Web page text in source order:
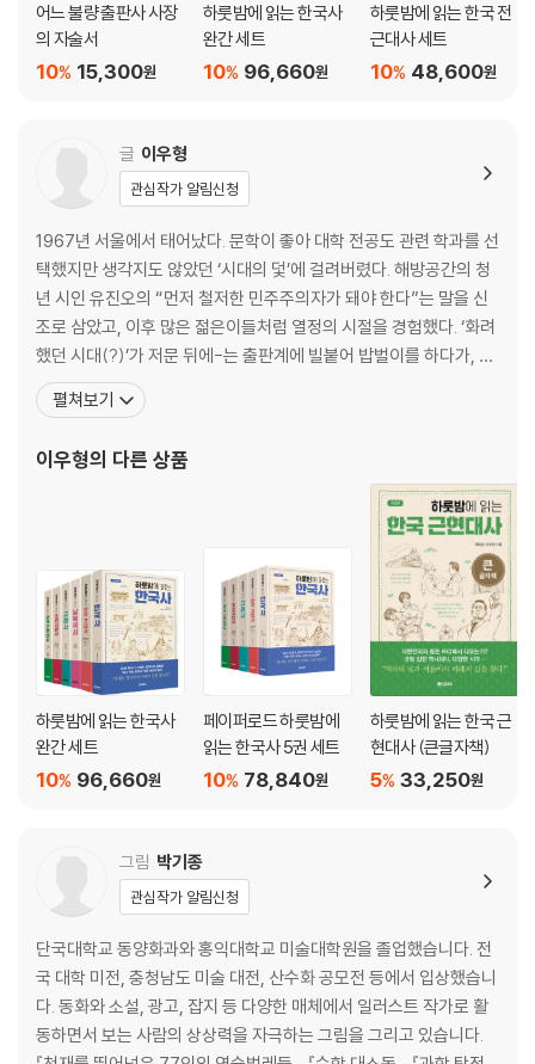
한반도에는 구석기 시대가 없었다고· 12
· 세계에서 가장 먼저 벼농사를 시작한 곳이 한반도?
· 5살짜리 구석기 아이의 뼈
유럽을 정복한 훈족이 우리 조상일지도 모른다· 20
· 역사를 밝히는 과학 수사대가 돼 볼까?
· 우리 민족을 왜 ‘동이족’이라 부를까?
◆기원전 3000년 : 선사 문화 발달
고인돌 왕국, 한반도 26
· 우리나라 고인돌에 묻힌 외국인
· 세계의 거석 유적, 모아이와 스톤헨지
◆기원전 2333년 : 우리나라 최초의 국가가 세워지다
· 우리 고대사의 보물창고, 「삼국사기」와 「삼국유사」
◆기원전 2333년~기원전 108년 : 고조선의 발전과 멸망
고조선에서도 김치를 먹었다 38
· 고조선과 위만 조선은 어떤 관계일까?
· 짜장면의 짝꿍, 단무지 고향은?
· 고조선의 범금 8조
2 고구려· 백제· 신라, 삼국 시대를 열다
◆기원전 37년 : 고구려 건국
· 주몽은 알에서 태어났으니 배꼽이 없겠지?
◆기원전 18년 : 백제 건국
왜 백제의 건국 신화는 신비롭지 않을까· 54
· 부여를 섬긴 백제
◆기원전 57년 : 신라 건국
어느 불량 출판사 사장
의 자술서
15,300원
10%
하룻밤에 읽는 한국사
완간 세트
96,660원
10%
하룻밤에 읽는 한국 전
근대사 세트
48,600원
10%
글 이우형
관심작가 알림신청
1967년 서울에서 태어났다. 문학이 좋아 대학 전공도 관련 학과를 선
택했지만 생각지도 않았던 ‘시대의 덫’에 걸려버렸다. 해방공간의 청
년 시인 유진오의 “먼저 철저한 민주주의자가 돼야 한다”는 말을 신
조로 삼았고, 이후 많은 젊은이들처럼 열정의 시절을 경험했다. ‘화려
했던 시대(?)’가 저문 뒤에-는 출판계에 빌붙어 밥벌이를 하다가, 아
예 작가의 길로 나서기로 작정하고 몇 권의 책을 펴냈다.『나는 매일
농장으로 출근한다』『마흔 살의 승부수』『변화의 물결, 한국인 트렌
일수호조약’의 현장 강화도에 칩거하며 여전히
펼쳐보기
이우형의 다른 상품
하룻밤에 읽는 한국사
완간 세트
96,660원
10%
페이퍼로드 하룻밤에
읽는 한국사 5권 세트
78,840원
10%
하룻밤에 읽는 한국 근
현대사 (큰글자책)
33,250원
5%
그림 박기종
관심작가 알림신청
단국대학교 동양화과와 홍익대학교 미술대학원을 졸업했습니다. 전
국 대학 미전, 충청남도 미술 대전, 산수화 공모전 등에서 입상했습니
다. 동화와 소설, 광고, 잡지 등 다양한 매체에서 일러스트 작가로 활
동하면서 보는 사람의 상상력을 자극하는 그림을 그리고 있습니다.